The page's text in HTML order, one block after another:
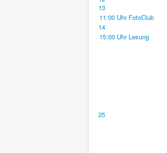
13
11:00 Uhr FotoClub
14
15:00 Uhr Lesung
25